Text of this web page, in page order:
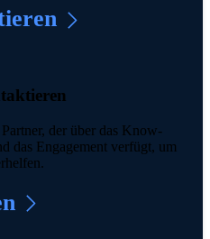
der über das Know-
das Engagement verfügt, um